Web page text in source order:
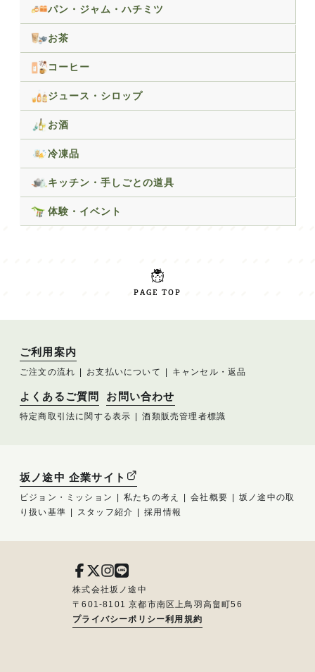
パン・ジャム・ハチミツ
お茶
コーヒー
ジュース・シロップ
お酒
冷凍品
キッチン・手しごとの道具
体験・イベント
PAGE TOP
ご利用案内
ご注文の流れ お支払いについて キャンセル・返品
よくあるご質問 お問い合わせ
特定商取引法に関する表示 酒類販売管理者標識
坂ノ途中 企業サイト
ビジョン・ミッション 私たちの考え 会社概要
坂ノ途中の取
り扱い基準
スタッフ紹介 採用情報
株式会社坂ノ途中
〒601-8101 京都市南区上鳥羽高畠町56
プライバシーポリシー利用規約